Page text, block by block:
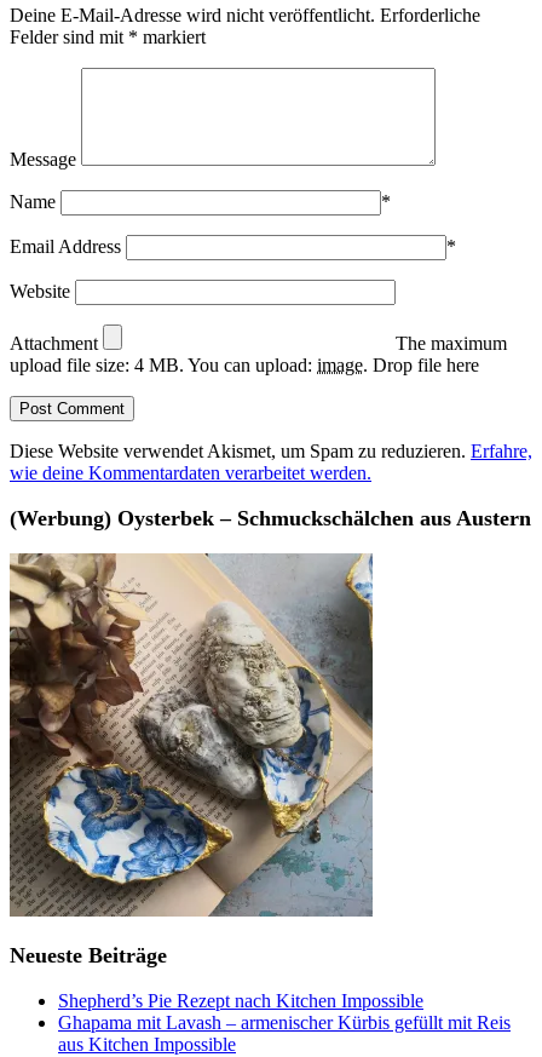
Deine E-Mail-Adresse wird nicht veröffentlicht. Erforderliche
Felder sind mit * markiert
Message
Name *
Email Address *
Website
Attachment
The maximum
upload file size: 4 MB. You can upload: image. Drop file here
Diese Website verwendet Akismet, um Spam zu reduzieren. Erfahre,
wie deine Kommentardaten verarbeitet werden.
(Werbung) Oysterbek – Schmuckschälchen aus Austern
Neueste Beiträge
Shepherd’s Pie Rezept nach Kitchen Impossible
Ghapama mit Lavash – armenischer Kürbis gefüllt mit Reis
aus Kitchen Impossible